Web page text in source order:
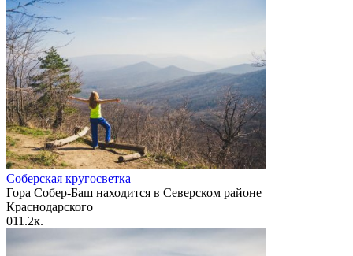
Соберская кругосветка
Гора Собер-Баш находится в Северском районе
Краснодарского
011.2к.